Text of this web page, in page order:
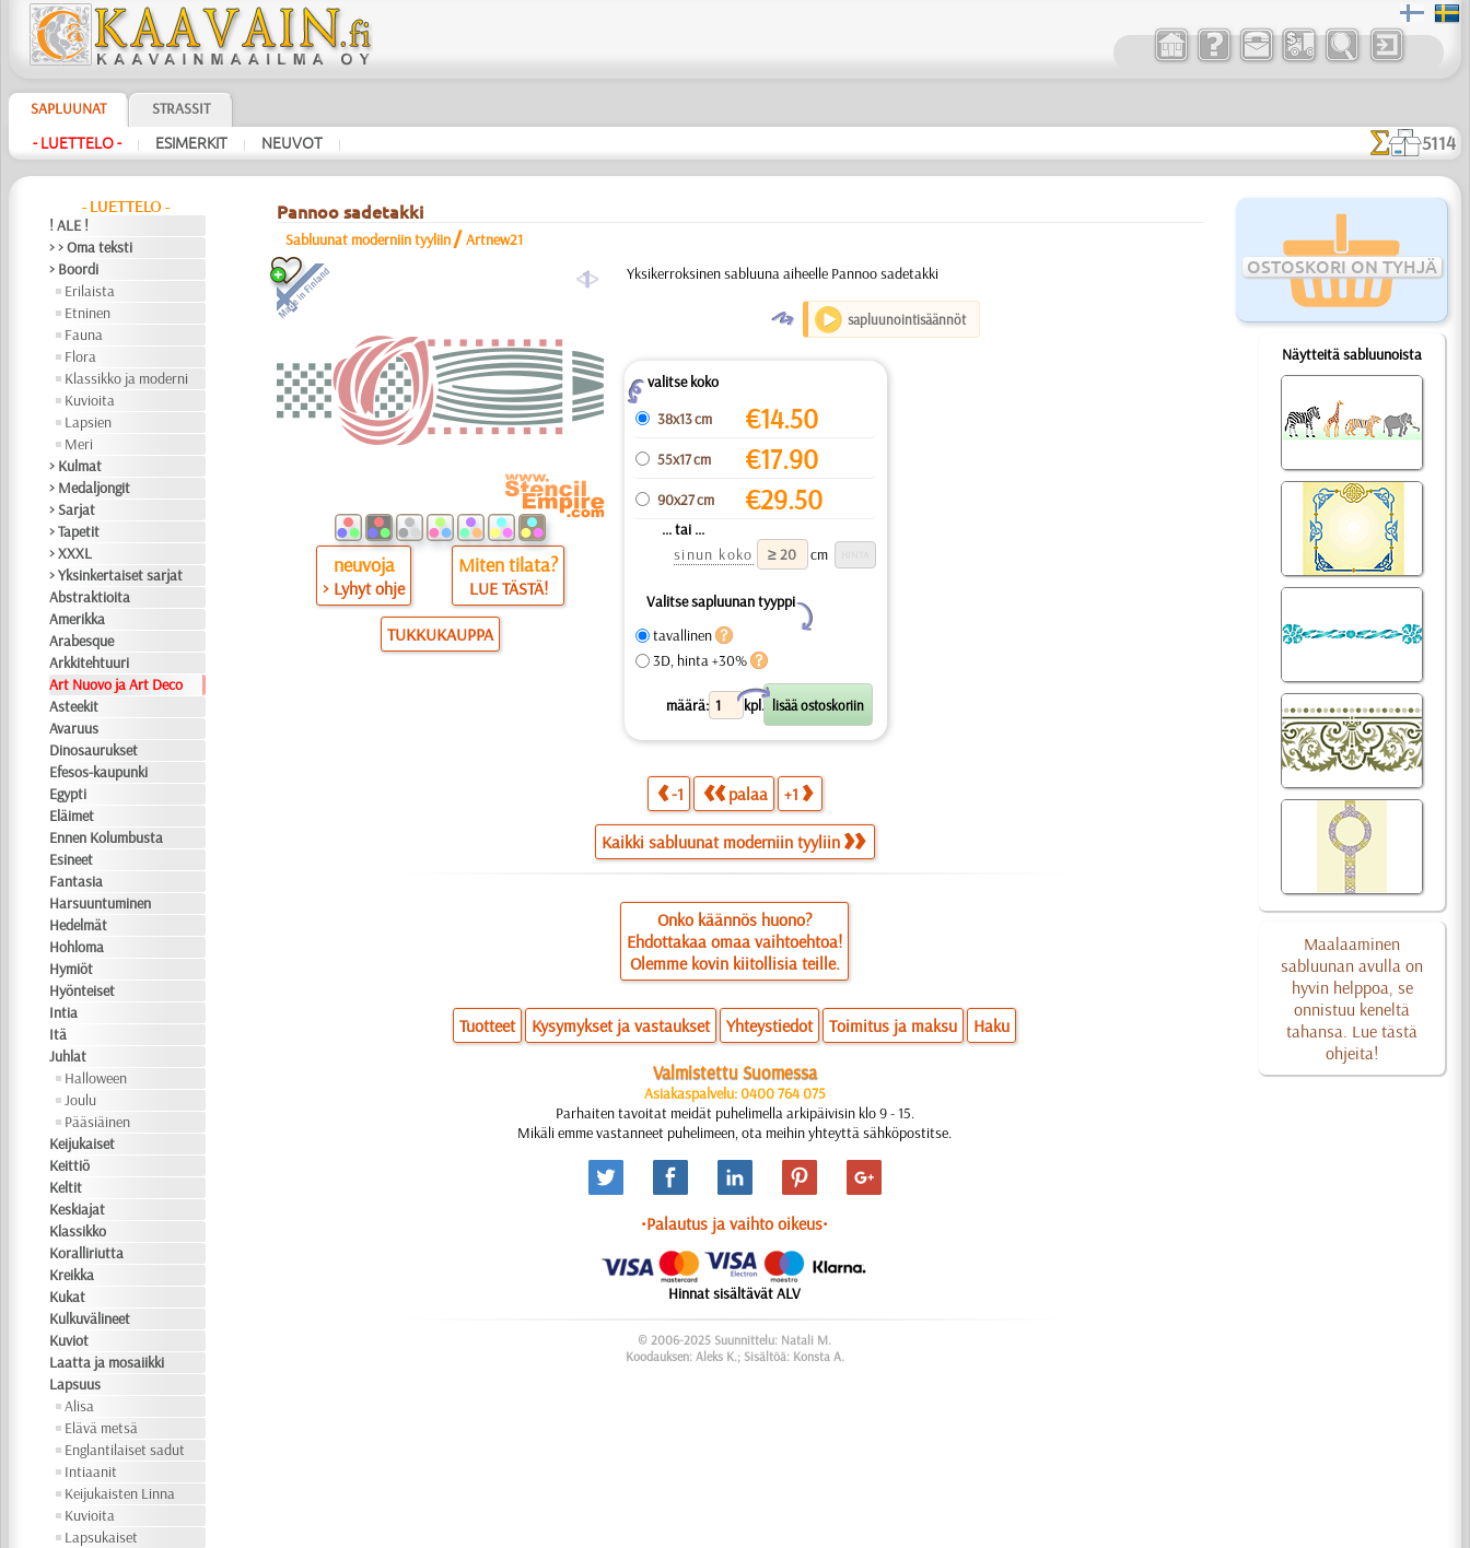
SAPLUUNAT STRASSIT
- LUETTELO - | ESIMERKIT | NEUVOT | 5114
- LUETTELO -
! ALE !
> > Oma teksti
> Boordi
Erilaista
Etninen
Fauna
Flora
Klassikko ja moderni
Kuvioita
Lapsien
Meri
> Kulmat
> Medaljongit
> Sarjat
> Tapetit
> XXXL
> Yksinkertaiset sarjat
Abstraktioita
Amerikka
Arabesque
Arkkitehtuuri
Art Nuovo ja Art Deco
Asteekit
Avaruus
Dinosaurukset
Efesos-kaupunki
Egypti
Eläimet
Ennen Kolumbusta
Esineet
Fantasia
Harsuuntuminen
Hedelmät
Hohloma
Hymiöt
Hyönteiset
Intia
Itä
Juhlat
Halloween
Joulu
Pääsiäinen
Keijukaiset
Keittiö
Keltit
Keskiajat
Klassikko
Koralliriutta
Kreikka
Kukat
Kulkuvälineet
Kuviot
Laatta ja mosaiikki
Lapsuus
Alisa
Elävä metsä
Englantilaiset sadut
Intiaanit
Keijukaisten Linna
Kuvioita
Lapsukaiset
OSTOSKORI ON TYHJÄ
Näytteitä sabluunoista
Maalaaminen
sabluunan avulla on
hyvin helppoa, se
onnistuu keneltä
tahansa. Lue tästä
ohjeita!
Pannoo sadetakki
Sabluunat moderniin tyyliin /Artnew21
a
neuvoja
> Lyhyt ohje
Miten tilata?
LUE TÄSTÄ!
TUKKUKAUPPA
Yksikerroksinen sabluuna aiheelle Pannoo sadetakki
O sapluunointisäännöt
Zvalitse koko
38x13 cm
€14.50
55x17 cm €17.90
90x27 cm €29.50
... tai ...
sinun koko
cm
Valitse sapluunan tyyppi
Y
tavallinen
3D, hinta +30%
määrä: kpl.
X
-1 palaa +1
Kaikki sabluunat moderniin tyyliin
Onko käännös huono?
Ehdottakaa omaa vaihtoehtoa!
Olemme kovin kiitollisia teille.
Tuotteet Kysymykset ja vastaukset Yhteystiedot Toimitus ja maksu Haku
Valmistettu Suomessa
Asiakaspalvelu: 0400 764 075
Parhaiten tavoitat meidät puhelimella arkipäivisin klo 9 - 15.
Mikäli emme vastanneet puhelimeen, ota meihin yhteyttä sähköpostitse.
•Palautus ja vaihto oikeus•
Hinnat sisältävät ALV
© 2006-2025 Suunnittelu: Natali M.
Koodauksen: Aleks K.; Sisältöä: Konsta A.